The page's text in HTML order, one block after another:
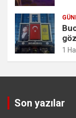
1
Son yazılar